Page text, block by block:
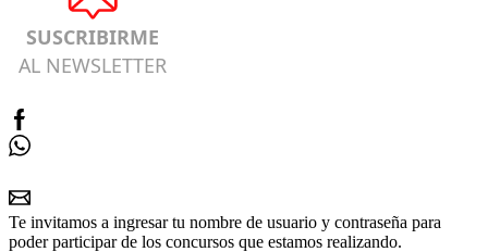
SUSCRIBIRME
AL NEWSLETTER
Te invitamos a ingresar tu nombre de usuario y contraseña para
poder participar de los concursos que estamos realizando.